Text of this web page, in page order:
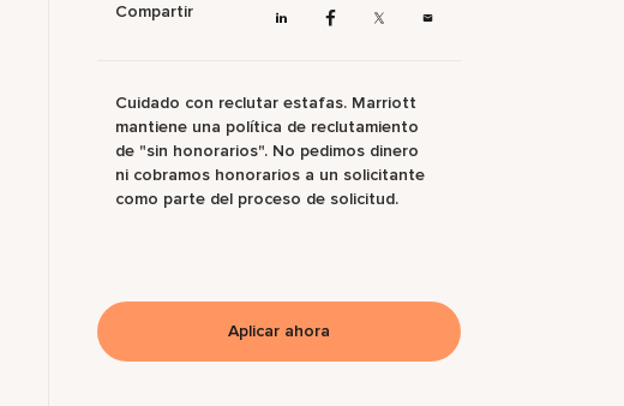
Compartir
Cuidado con reclutar estafas. Marriott
mantiene una política de reclutamiento
de "sin honorarios". No pedimos dinero
ni cobramos honorarios a un solicitante
como parte del proceso de solicitud.
Aplicar ahora